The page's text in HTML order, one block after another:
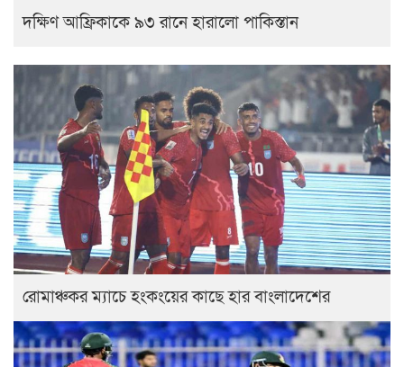
দক্ষিণ আফ্রিকাকে ৯৩ রানে হারালো পাকিস্তান
রোমাঞ্চকর ম্যাচে হংকংয়ের কাছে হার বাংলাদেশের